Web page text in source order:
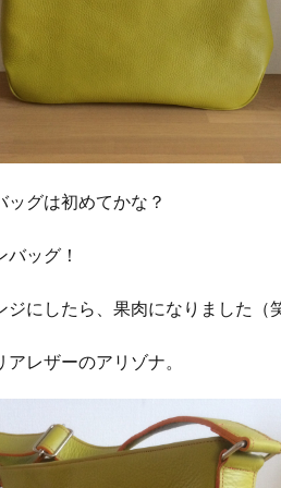
ッグは初めてかな？
ッグ！
ジにしたら、果肉になりました（
レザーのアリゾナ。